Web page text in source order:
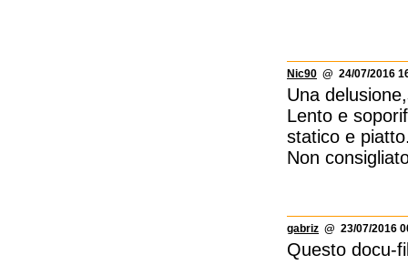
Nic90 @ 24/07/2016
Una
Lento e
statico e
Non
gabriz @ 23/07/2016
Questo docu-